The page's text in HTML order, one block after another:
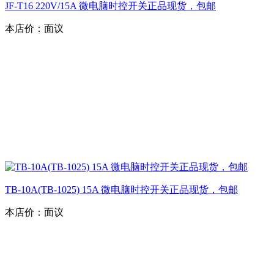
JF-T16 220V/15A 微电脑时控开关正品现货，包邮
本店价： 面议
TB-10A(TB-1025) 15A 微电脑时控开关正品现货，包邮
本店价： 面议